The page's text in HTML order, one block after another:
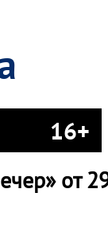
16+
от